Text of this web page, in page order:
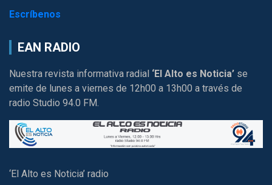
Escríbenos
EAN RADIO
Nuestra revista informativa radial ‘El Alto es Noticia’ se
emite de lunes a viernes de 12h00 a 13h00 a través de
radio Studio 94.0 FM.
‘El Alto es Noticia’ radio